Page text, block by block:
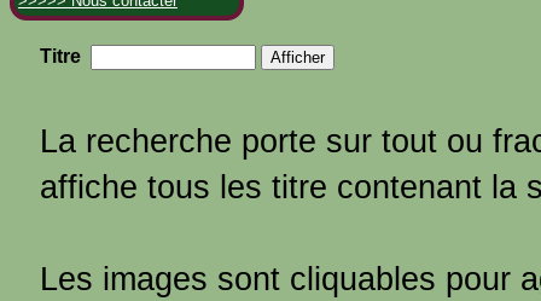
Titre
La recherche porte sur tout ou
affiche tous les titre contenant la
Les images sont cliquables pour